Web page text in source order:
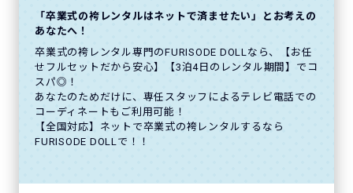
「卒業式の袴レンタルはネットで済ませたい」とお考えの
あなたへ！
卒業式の袴レンタル専門のFURISODE DOLLなら、【お任
せフルセットだから安心】【3泊4日のレンタル期間】でコ
スパ◎！
あなたのためだけに、専任スタッフによるテレビ電話での
コーディネートもご利用可能！
【全国対応】ネットで卒業式の袴レンタルするなら
FURISODE DOLLで！！